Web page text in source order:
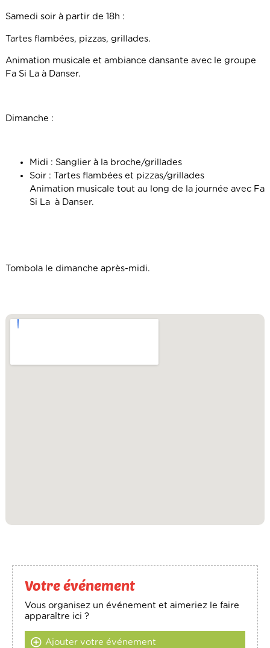
Samedi soir à partir de 18h :
Tartes flambées, pizzas, grillades.
Animation musicale et ambiance dansante avec le groupe
Fa Si La à Danser.
Dimanche :
Midi : Sanglier à la broche/grillades
Soir : Tartes flambées et pizzas/grillades
Animation musicale tout au long de la journée avec Fa
Si La à Danser.
Tombola le dimanche après-midi.
Votre événement
Vous organisez un événement et aimeriez le faire
apparaître ici ?
Ajouter votre événement